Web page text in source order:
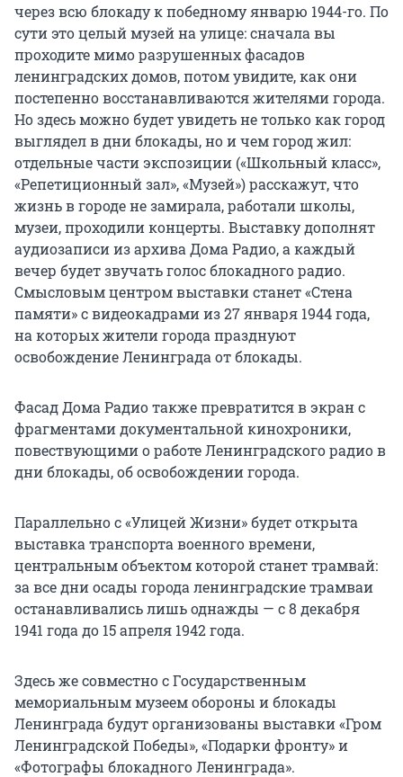
через всю блокаду к победному январю 1944-го. По
сути это целый музей на улице: сначала вы
проходите мимо разрушенных фасадов
ленинградских домов, потом увидите, как они
постепенно восстанавливаются жителями города.
Но здесь можно будет увидеть не только как город
выглядел в дни блокады, но и чем город жил:
отдельные части экспозиции («Школьный класс»,
«Репетиционный зал», «Музей») расскажут, что
жизнь в городе не замирала, работали школы,
музеи, проходили концерты. Выставку дополнят
аудиозаписи из архива Дома Радио, а каждый
вечер будет звучать голос блокадного радио.
Смысловым центром выставки станет «Стена
памяти» с видеокадрами из 27 января 1944 года,
на которых жители города празднуют
освобождение Ленинграда от блокады.
Фасад Дома Радио также превратится в экран с
фрагментами документальной кинохроники,
повествующими о работе Ленинградского радио в
дни блокады, об освобождении города.
Параллельно с «Улицей Жизни» будет открыта
выставка транспорта военного времени,
центральным объектом которой станет трамвай:
за все дни осады города ленинградские трамваи
останавливались лишь однажды — с 8 декабря
1941 года до 15 апреля 1942 года.
Здесь же совместно с Государственным
мемориальным музеем обороны и блокады
Ленинграда будут организованы выставки «Гром
Ленинградской Победы», «Подарки фронту» и
«Фотографы блокадного Ленинграда».